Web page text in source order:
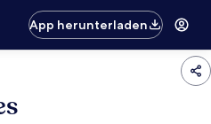
App herunterladen